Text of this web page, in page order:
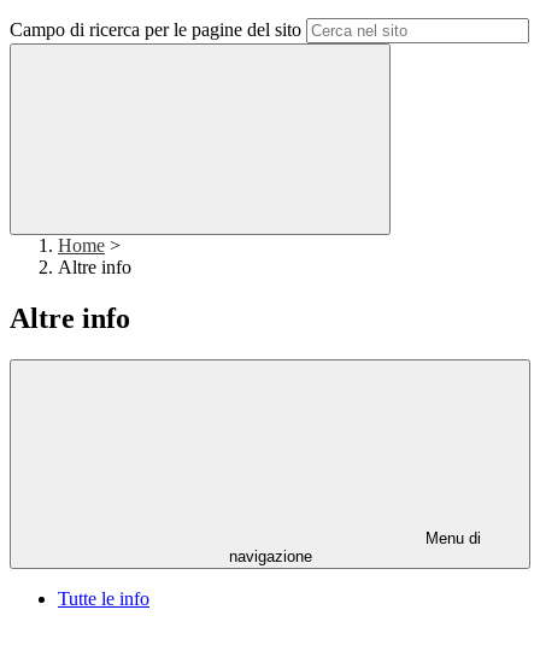
Campo di ricerca per le pagine del sito
Home >
Altre info
Altre info
Menu di
navigazione
Tutte le info